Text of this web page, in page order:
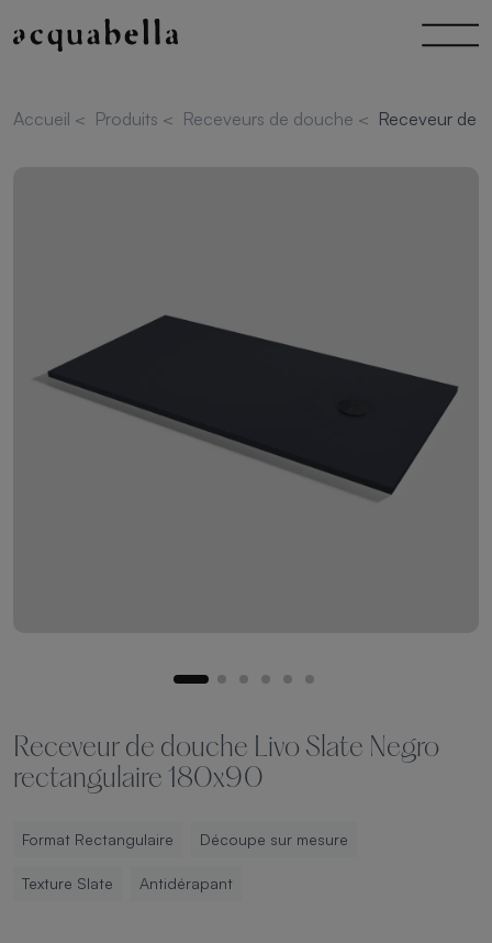
Accueil < Produits < Receveurs de douche < Receveur de
Receveur de douche Livo Slate Negro
rectangulaire 180x90
Format Rectangulaire Découpe sur mesure
Texture Slate Antidérapant